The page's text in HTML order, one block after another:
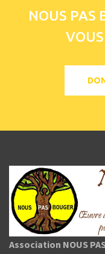
NOUS PAS
Association NOUS